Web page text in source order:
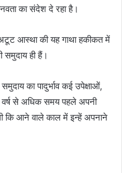
का संदेश दे रहा है।
आस्था की यह गाथा हकीकत में
समुदाय ही हैं।
का पादुर्भाव कई उपेक्षाओं,
वर्ष से अधिक समय पहले अपनी
कि आने वाले काल में इन्हें अपनाने